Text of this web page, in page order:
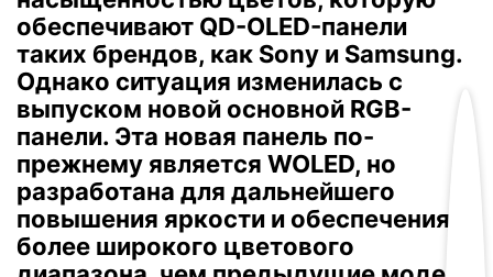
обеспечивают QD-OLED-панели
таких брендов, как Sony и Samsung.
Однако ситуация изменилась с
выпуском новой основной RGB-
панели. Эта новая панель по-
прежнему является WOLED, но
разработана для дальнейшего
повышения яркости и обеспечения
более широкого цветового